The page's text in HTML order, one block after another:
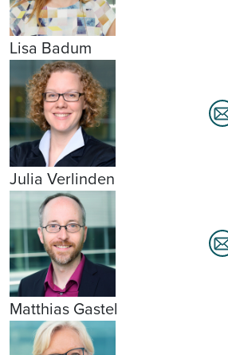
Lisa Badum
Julia Verlinden
Matthias Gastel